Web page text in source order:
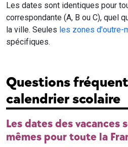
Les dates sont identiques pour
correspondante (A, B ou C), quel
la ville. Seules les zones d'outre-
spécifiques.
Questions
calendrier scolaire
Les dates des vacances
mêmes pour toute la